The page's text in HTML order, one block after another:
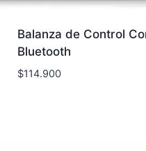
Balanza de Control
Bluetooth
$114.900